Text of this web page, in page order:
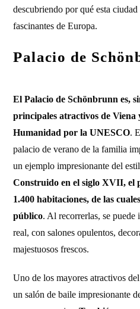
descubriendo por qué esta
fascinantes de Europa.
Palacio de
El Palacio de Schönbrunn es,
principales atractivos de Viena
Humanidad por la UNESCO.
palacio de verano de la familia
un ejemplo impresionante del
Construido en el siglo XVII, el
1.400 habitaciones, de las
público. Al recorrerlas, se
real, con salones opulentos,
majestuosos frescos.
Uno de los mayores atractivos
un salón de baile impresionante